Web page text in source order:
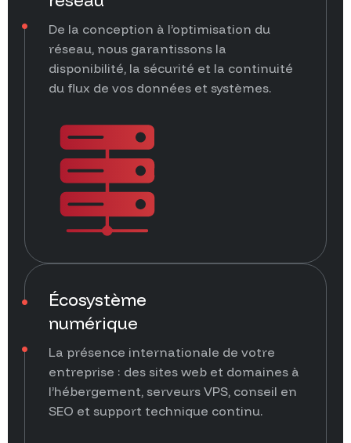
réseau, nous garantissons la
disponibilité, la sécurité et la continuité
du flux de vos données et systèmes.
Écosystème
numérique
entreprise : des sites web et domaines à
l’hébergement, serveurs VPS, conseil en
SEO et support technique continu.